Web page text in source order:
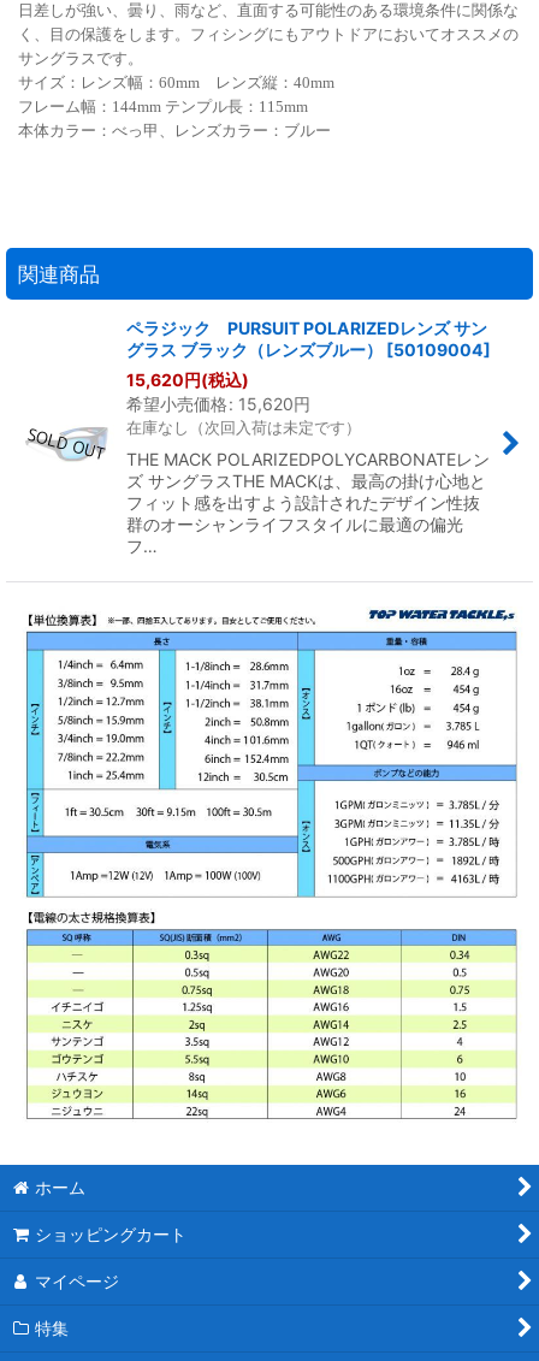
日差しが強い、曇り、雨など、直面する可能性のある環境条件に関係な
く、目の保護をします。フィシングにもアウトドアにおいてオススメの
サングラスです。
サイズ：レンズ幅：60mm レンズ縦：40mm
フレーム幅：144mm テンプル長：115mm
本体カラー：べっ甲、レンズカラー：ブルー
関連商品
ペラジック PURSUIT POLARIZEDレンズ サン
グラス ブラック（レンズブルー）
[50109004]
15,620円(税込)
希望小売価格: 15,620円
在庫なし（次回入荷は未定です）
THE MACK POLARIZEDPOLYCARBONATEレン
ズ サングラスTHE MACKは、最高の掛け心地と
フィット感を出すよう設計されたデザイン性抜
群のオーシャンライフスタイルに最適の偏光
フ…
ホーム
ショッピングカート
マイページ
特集